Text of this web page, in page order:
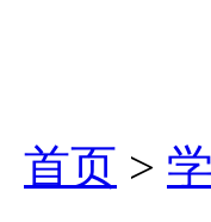
首页 >